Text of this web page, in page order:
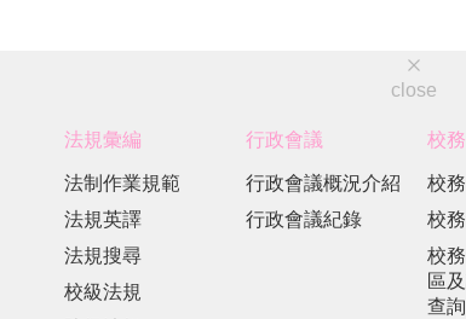
close
法規彙編
法制作業規範
法規英譯
法規搜尋
校級法規
行政會議
行政會議概況介紹
行政會議紀錄
校
校
校
校
區
查詢